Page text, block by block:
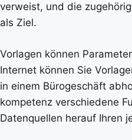
verweist, und die
als Ziel.
Vorlagen können
Internet können Sie
in einem Bürogeschäft
kompetenz verschiedene
Datenquellen herauf Ihren